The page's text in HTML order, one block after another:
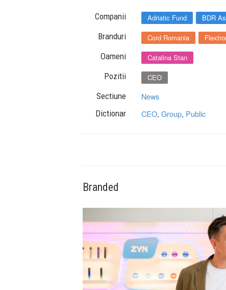
Companii Adriatic Fund BDR
Branduri Cord Romania
Oameni Catalina Stan
Pozitii CEO
Sectiune News
Dictionar CEO, Group, Public
Branded